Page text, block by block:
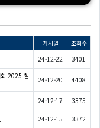
게시일
조회수
24-12-22 3401
회 2025 참
24-12-20 4408
24-12-17 3375
24-12-15 3372